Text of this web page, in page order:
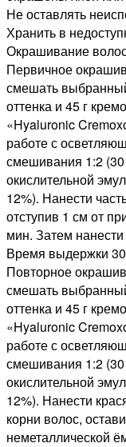
Не оставлять
Хранить в
Окрашивание
Первичное
смешать
оттенка и 45 г
«Hyaluronic
работе с
смешивания 1:2 (30
окислительной
12%). Нанести
отступив 1 см от
мин. Затем
Время выдержки
Повторное
смешать
оттенка и 45 г
«Hyaluronic
работе с
смешивания 1:2 (30
окислительной
12%). Нанести
корни волос,
неметаллической